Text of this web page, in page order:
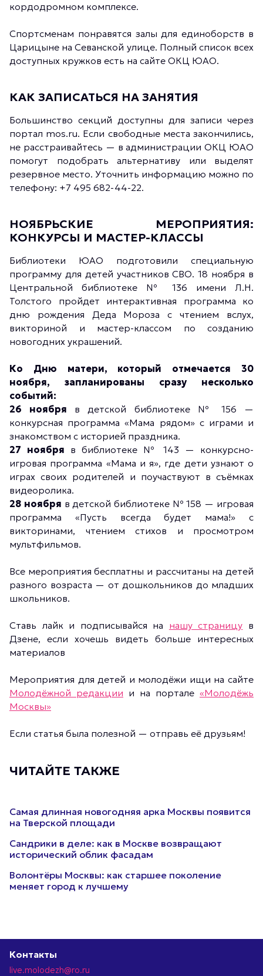
кордодромном комплексе.
Спортсменам понравятся залы для единоборств в
Царицыне на Севанской улице. Полный список всех
доступных кружков есть на сайте ОКЦ ЮАО.
КАК ЗАПИСАТЬСЯ НА ЗАНЯТИЯ
Большинство секций доступны для записи через
портал mos.ru. Если свободные места закончились,
не расстраивайтесь — в администрации ОКЦ ЮАО
помогут подобрать альтернативу или выделят
резервное место. Уточнить информацию можно по
телефону: +7 495 682-44-22.
НОЯБРЬСКИЕ МЕРОПРИЯТИЯ:
КОНКУРСЫ И МАСТЕР-КЛАССЫ
Библиотеки ЮАО подготовили специальную
программу для детей участников СВО. 18 ноября в
Центральной библиотеке № 136 имени Л.Н.
Толстого пройдет интерактивная программа ко
дню рождения Деда Мороза с чтением вслух,
викториной и мастер-классом по созданию
новогодних украшений.
Ко Дню матери, который отмечается 30
ноября, запланированы сразу несколько
событий:
26 ноября в детской библиотеке № 156 —
конкурсная программа «Мама рядом» с играми и
знакомством с историей праздника.
27 ноября в библиотеке № 143 — конкурсно-
игровая программа «Мама и я», где дети узнают о
играх своих родителей и поучаствуют в съёмках
видеоролика.
28 ноября в детской библиотеке № 158 — игровая
программа «Пусть всегда будет мама!» с
викторинами, чтением стихов и просмотром
мультфильмов.
Все мероприятия бесплатны и рассчитаны на детей
разного возраста — от дошкольников до младших
школьников.
Ставь лайк и подписывайся на нашу страницу в
Дзене, если хочешь видеть больше интересных
материалов
Мероприятия для детей и молодёжи ищи на сайте
Молодёжной редакции и на портале «Молодёжь
Москвы»
Если статья была полезной — отправь её друзьям!
ЧИТАЙТЕ ТАКЖЕ
Самая длинная новогодняя арка Москвы появится
на Тверской площади
Сандрики в деле: как в Москве возвращают
исторический облик фасадам
Волонтёры Москвы: как старшее поколение
меняет город к лучшему
Контакты
live.molodezh@ro.ru